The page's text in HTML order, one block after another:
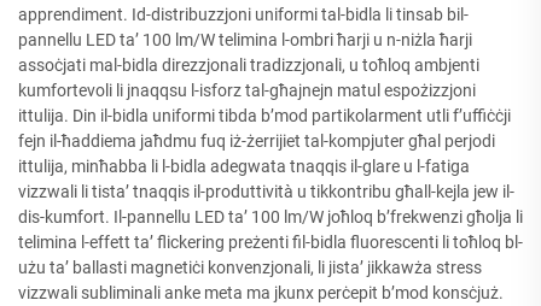
apprendiment. Id-distribuzzjoni uniformi tal-bidla li tinsab bil-
pannellu LED ta’ 100 lm/W telimina l-ombri ħarji u n-niżla ħarji
assoċjati mal-bidla direzzjonali tradizzjonali, u toħloq ambjenti
kumfortevoli li jnaqqsu l-isforz tal-għajnejn matul espożizzjoni
ittulija. Din il-bidla uniformi tibda b’mod partikolarment utli f’uffiċċji
fejn il-ħaddiema jaħdmu fuq iż-żerrijiet tal-kompjuter għal perjodi
ittulija, minħabba li l-bidla adegwata tnaqqis il-glare u l-fatiga
vizzwali li tista’ tnaqqis il-produttività u tikkontribu għall-kejla jew il-
dis-kumfort. Il-pannellu LED ta’ 100 lm/W joħloq b’frekwenzi għolja li
telimina l-effett ta’ flickering preżenti fil-bidla fluorescenti li toħloq bl-
użu ta’ ballasti magnetiċi konvenzjonali, li jista’ jikkawża stress
vizzwali subliminali anke meta ma jkunx perċepit b’mod konsċjuż.